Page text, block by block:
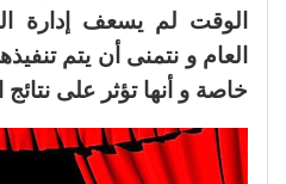
الوقت لم يسعف إدارة
العام و نتمنى أن يتم
خاصة و أنها تؤثر على